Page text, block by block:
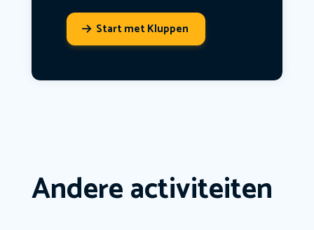
Start met Kluppen
Andere activiteiten